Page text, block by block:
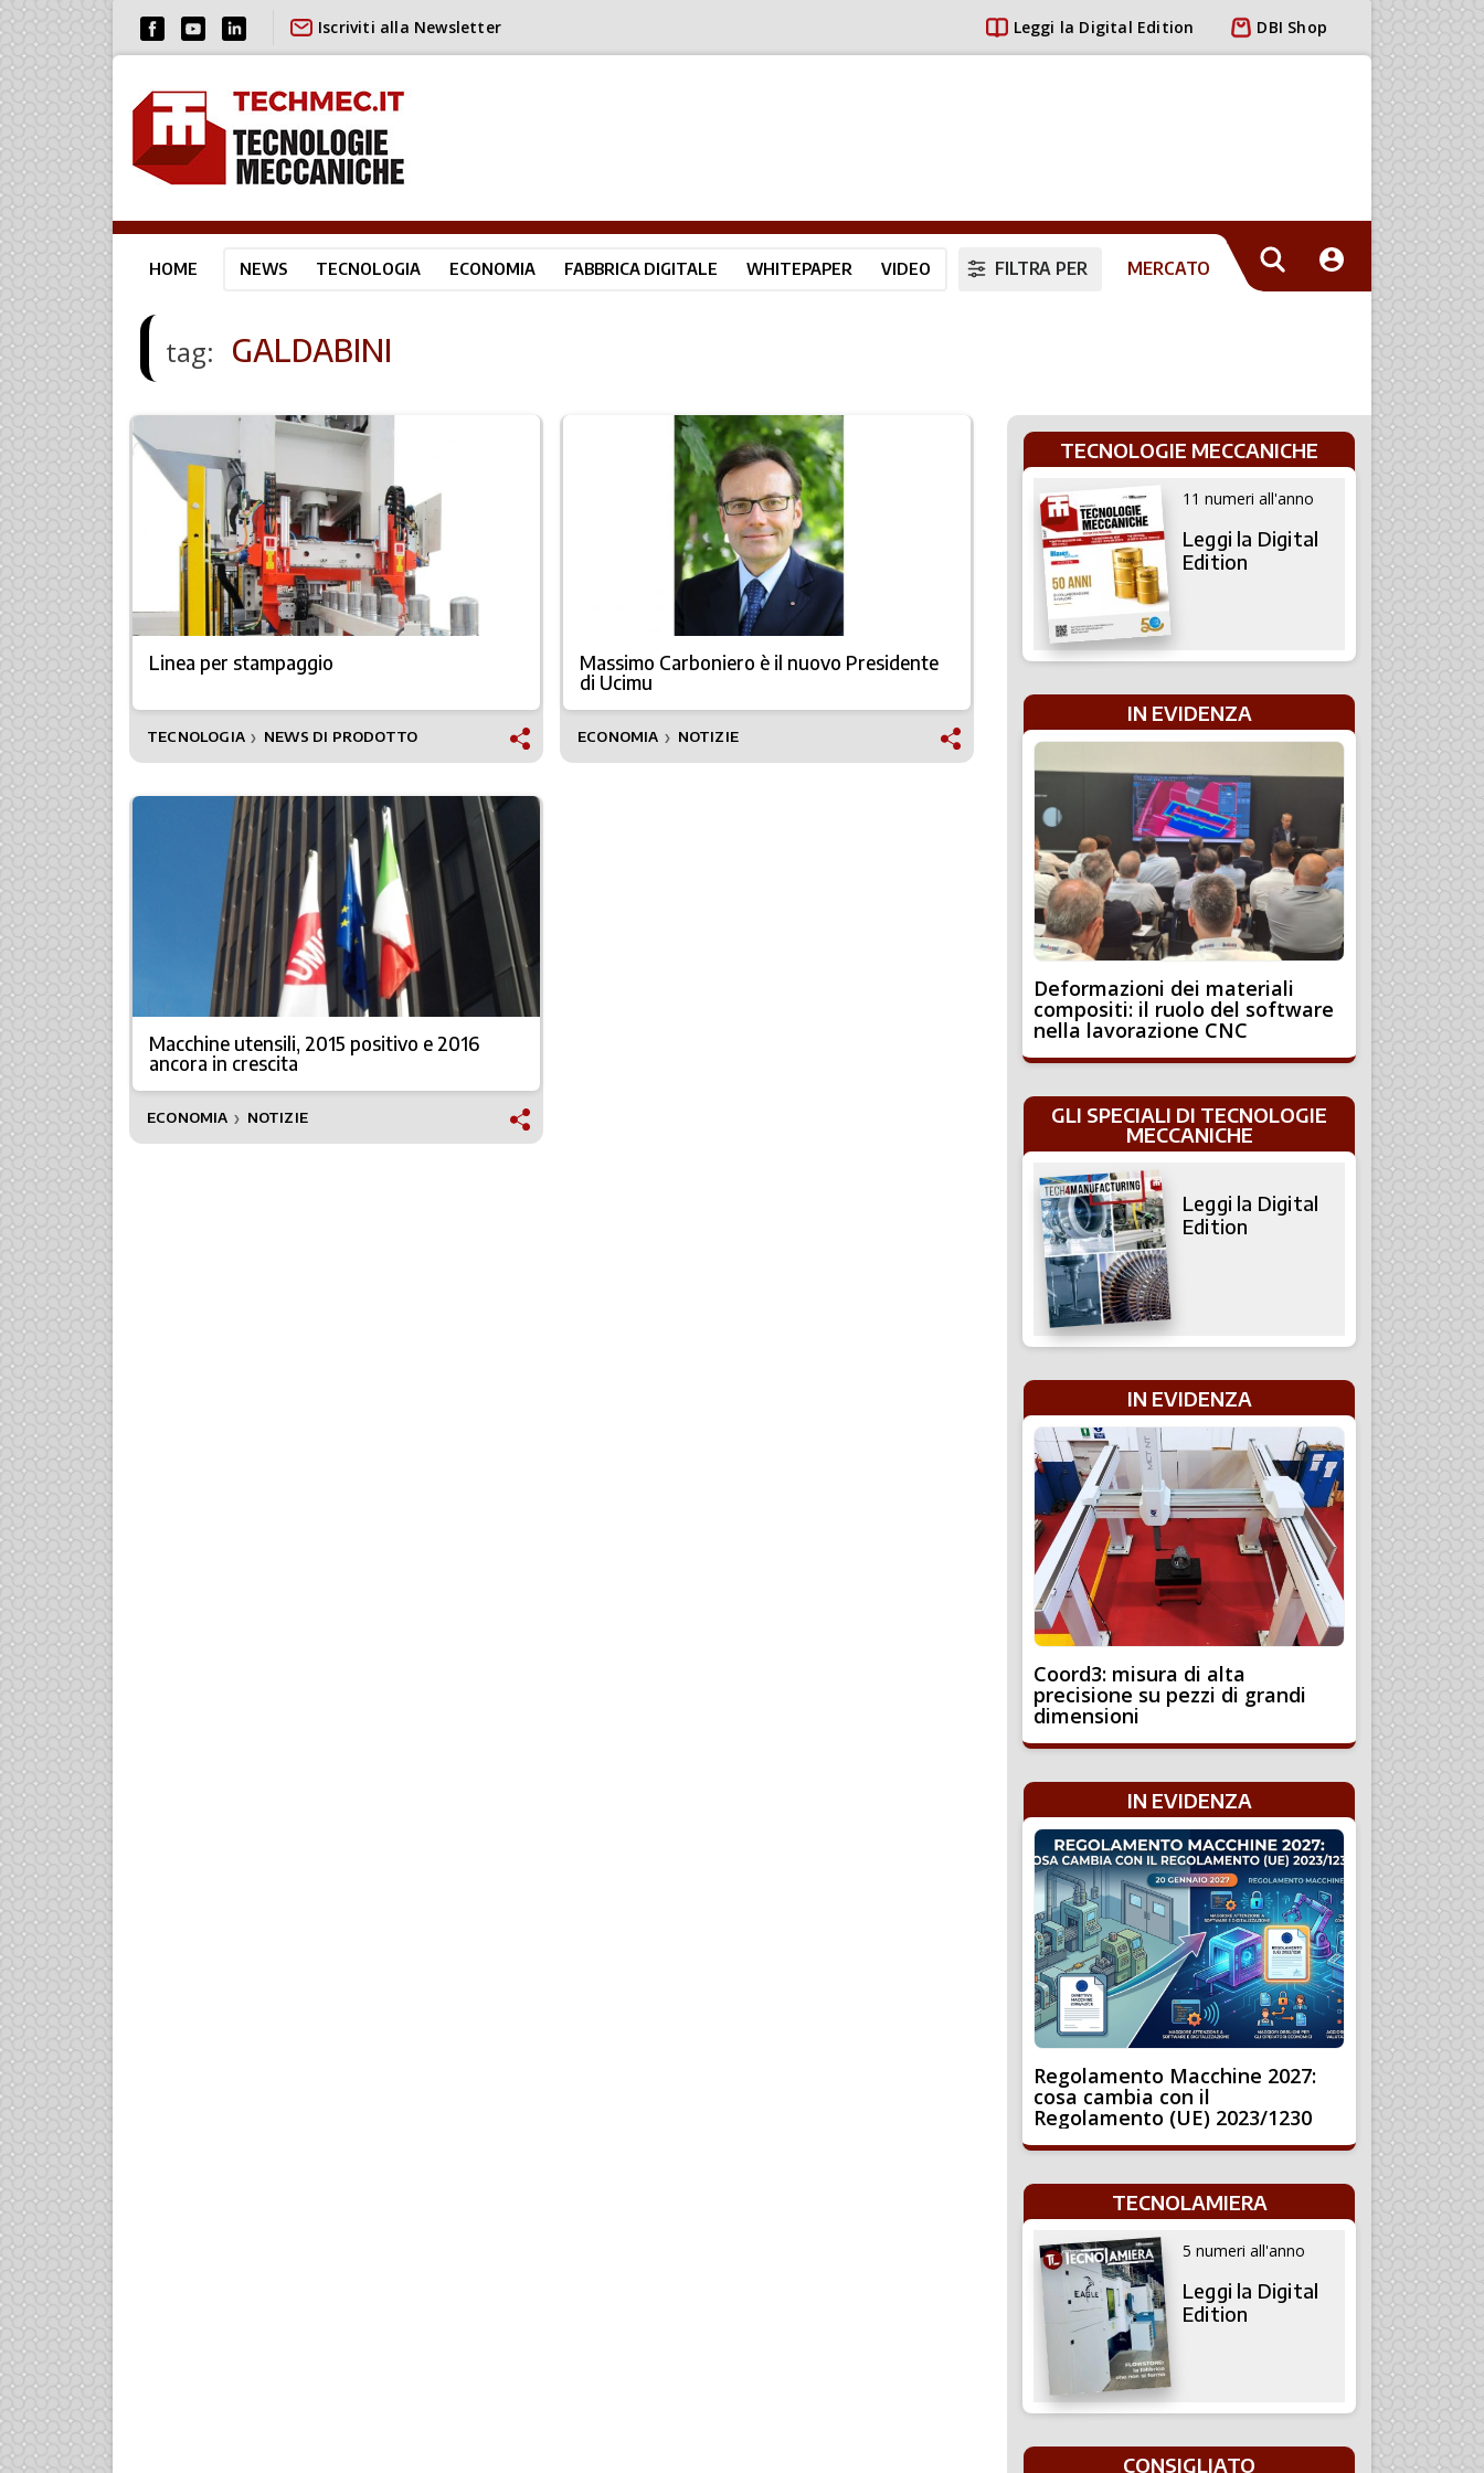
Iscriviti alla Newsletter Leggi la Digital Edition DBI Shop
HOME NEWS TECNOLOGIA ECONOMIA FABBRICA DIGITALE WHITEPAPER VIDEO FILTRA PER MERCATO
tag: GALDABINI
Linea per stampaggio
TECNOLOGIA ❯ NEWS DI PRODOTTO
Massimo Carboniero è il nuovo Presidente
di Ucimu
ECONOMIA ❯ NOTIZIE
Macchine utensili, 2015 positivo e 2016
ancora in crescita
ECONOMIA ❯ NOTIZIE
TECNOLOGIE MECCANICHE
11 numeri all'anno
Leggi la Digital
Edition
IN EVIDENZA
Deformazioni dei materiali
compositi: il ruolo del software
nella lavorazione CNC
GLI SPECIALI DI TECNOLOGIE
MECCANICHE
Leggi la Digital
Edition
IN EVIDENZA
Coord3: misura di alta
precisione su pezzi di grandi
dimensioni
IN EVIDENZA
Regolamento Macchine 2027:
cosa cambia con il
Regolamento (UE) 2023/1230
TECNOLAMIERA
5 numeri all'anno
Leggi la Digital
Edition
CONSIGLIATO